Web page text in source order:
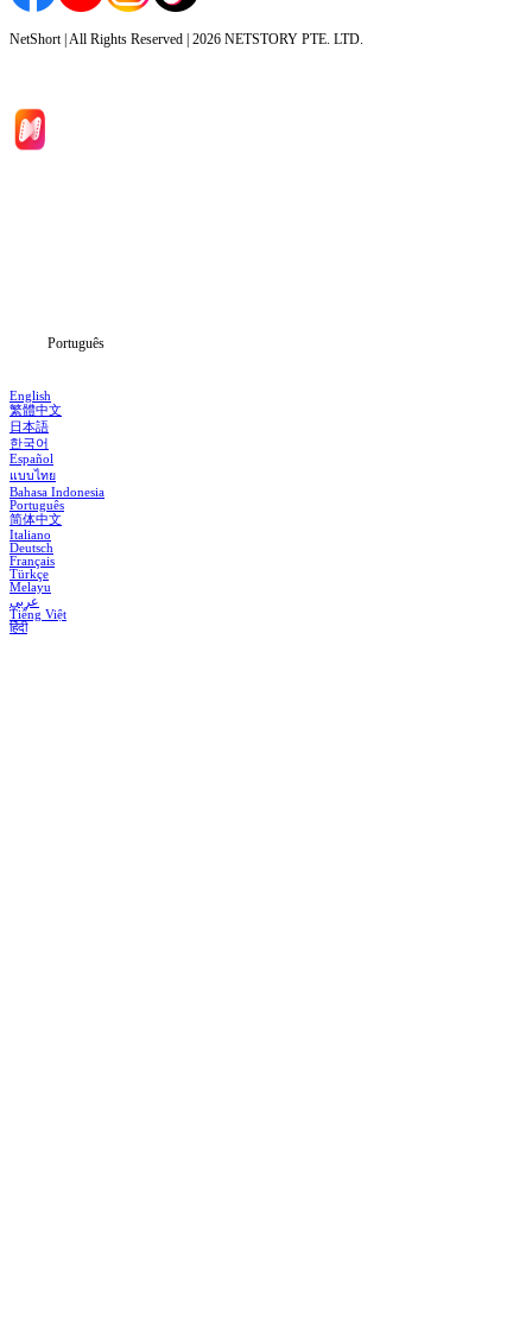
NetShort | All Rights Reserved | 2026 NETSTORY PTE. LTD.
Português
English
繁體中文
日本語
한국어
Español
แบบไทย
Bahasa Indonesia
Português
简体中文
Italiano
Deutsch
Français
Türkçe
Melayu
عربي
Tiếng Việt
हिंदी